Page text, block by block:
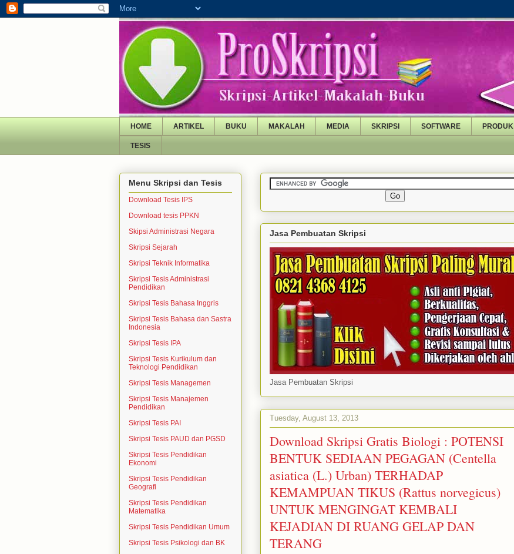
HOME ARTIKEL BUKU MAKALAH MEDIA SKRIPSI SOFTWARE PRODUK
TESIS
Jasa Pembuatan Skripsi
Jasa Pembuatan Skripsi
Tuesday, August 13, 2013
Download Skripsi Gratis Biologi : POTENSI
BENTUK SEDIAAN PEGAGAN (Centella
asiatica (L.) Urban) TERHADAP
KEMAMPUAN TIKUS (Rattus norvegicus)
UNTUK MENGINGAT KEMBALI
KEJADIAN DI RUANG GELAP DAN
TERANG
Menu Skripsi dan Tesis
Download Tesis IPS
Download tesis PPKN
Skipsi Administrasi Negara
Skripsi Sejarah
Skripsi Teknik Informatika
Skripsi Tesis Administrasi
Pendidikan
Skripsi Tesis Bahasa Inggris
Skripsi Tesis Bahasa dan Sastra
Indonesia
Skripsi Tesis IPA
Skripsi Tesis Kurikulum dan
Teknologi Pendidikan
Skripsi Tesis Managemen
Skripsi Tesis Manajemen
Pendidikan
Skripsi Tesis PAI
Skripsi Tesis PAUD dan PGSD
Skripsi Tesis Pendidikan
Ekonomi
Skripsi Tesis Pendidikan
Geografi
Skripsi Tesis Pendidikan
Matematika
Skripsi Tesis Pendidikan Umum
Skripsi Tesis Psikologi dan BK